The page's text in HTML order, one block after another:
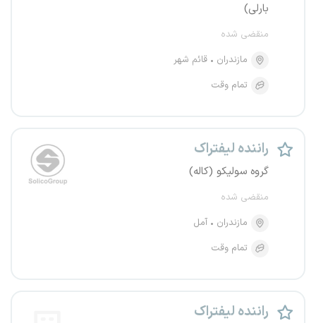
بارلی)
منقضی شده
مازندران
قائم شهر
تمام وقت
راننده لیفتراک
گروه سولیکو (کاله)
منقضی شده
مازندران
آمل
تمام وقت
راننده لیفتراک